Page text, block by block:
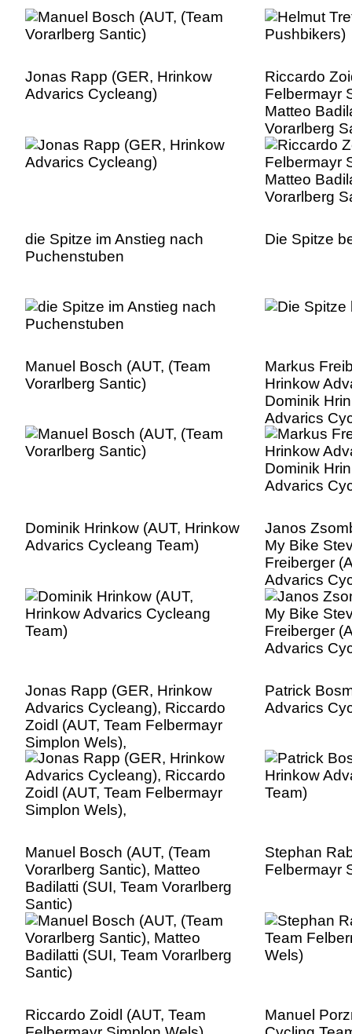
Jonas Rapp (GER, Hrinkow
Advarics Cycleang)
Riccardo
Felbermayr
Matteo
Vorarlberg
die Spitze im Anstieg nach
Puchenstuben
Die Spitze
Manuel Bosch (AUT, (Team
Vorarlberg Santic)
Markus
Hrinkow
Dominik
Advarics
Dominik Hrinkow (AUT, Hrinkow
Advarics Cycleang Team)
Janos
My Bike
Freiberger
Advarics
Jonas Rapp (GER, Hrinkow
Advarics Cycleang), Riccardo
Zoidl (AUT, Team Felbermayr
Simplon Wels),
Patrick
Advarics
Manuel Bosch (AUT, (Team
Vorarlberg Santic), Matteo
Badilatti (SUI, Team Vorarlberg
Santic)
Stephan
Felbermayr
Riccardo Zoidl (AUT, Team
Manuel